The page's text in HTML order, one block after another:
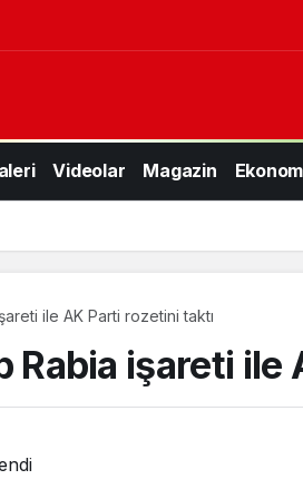
Videolar Magazin
ile AK Parti rozetini taktı
Rabia işareti